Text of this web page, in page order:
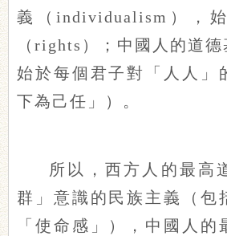
義（individualism），
（rights）；中國人的道德
始於每個君子對「人人」
下為己任」）。
所以，西方人的最高
群」意識的民族主義（包
「使命感」），中國人的